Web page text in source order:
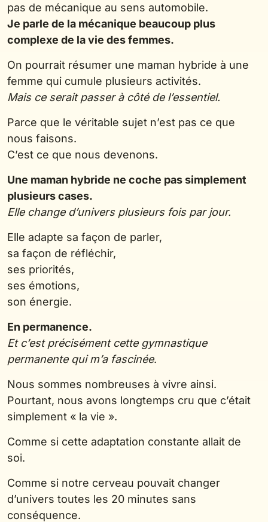
pas de mécanique au sens automobile.
Je parle de la mécanique beaucoup plus
complexe de la vie des femmes.
On pourrait résumer une maman hybride à une
femme qui cumule plusieurs activités.
Mais ce serait passer à côté de l’essentiel.
Parce que le véritable sujet n’est pas ce que
nous faisons.
C’est ce que nous devenons.
Une maman hybride ne coche pas simplement
plusieurs cases.
Elle change d’univers plusieurs fois par jour.
Elle adapte sa façon de parler,
sa façon de réfléchir,
ses priorités,
ses émotions,
son énergie.
En permanence.
Et c’est précisément cette gymnastique
permanente qui m’a fascinée.
Nous sommes nombreuses à vivre ainsi.
Pourtant, nous avons longtemps cru que c’était
simplement « la vie ».
Comme si cette adaptation constante allait de
soi.
Comme si notre cerveau pouvait changer
d’univers toutes les 20 minutes sans
conséquence.